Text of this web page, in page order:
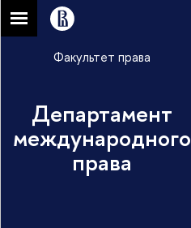
Факультет права
Департамент
международного
права